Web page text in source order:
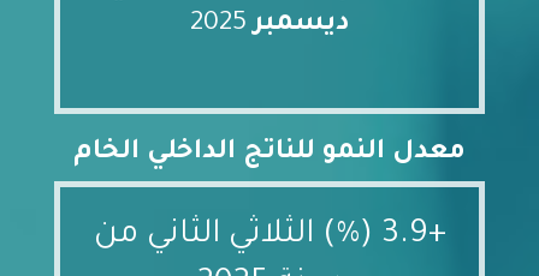
ديسمبر2025
معدل النمو للناتج الداخلي الخام
+3.9 (%) الثلاثي الثاني من